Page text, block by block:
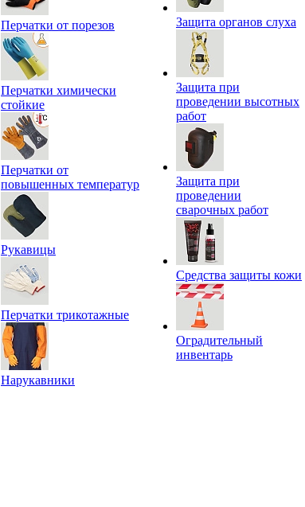
Перчатки от порезов
Перчатки химически
стойкие
Перчатки от
повышенных температур
Рукавицы
Перчатки трикотажные
Нарукавники
Защита органов слуха
Защита при
проведении высотных
работ
Защита при
проведении
сварочных работ
Средства защиты кожи
Оградительный
инвентарь